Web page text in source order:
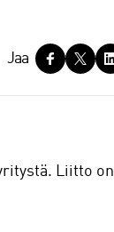
Jaa
Liitto on